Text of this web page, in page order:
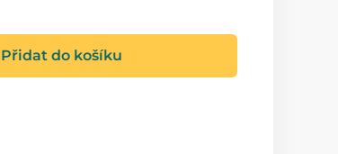
Přidat do košíku